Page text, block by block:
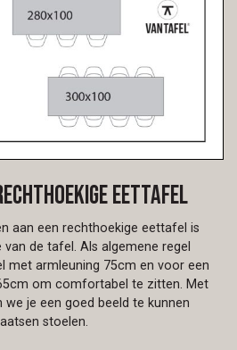
eettafel
aan een rechthoekige eettafel is
de tafel. Als algemene regel
met armleuning 75cm en voor een
om comfortabel te zitten. Met
je een goed beeld te kunnen
stoelen.